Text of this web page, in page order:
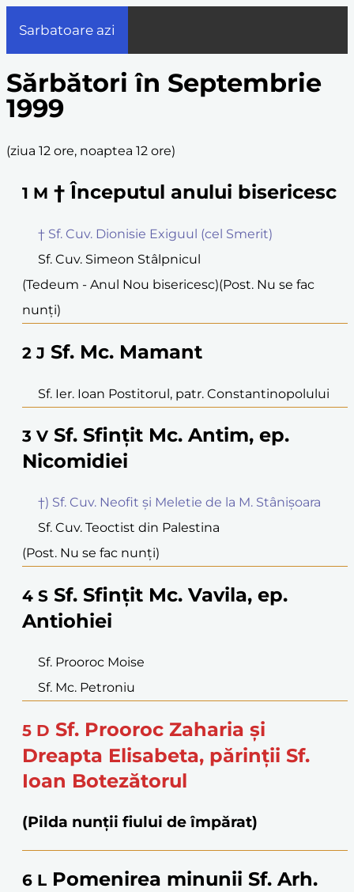
Sarbatoare azi
Sărbători în Septembrie
1999
(ziua 12 ore, noaptea 12 ore)
1 M † Începutul anului bisericesc
† Sf. Cuv. Dionisie Exiguul (cel Smerit)
Sf. Cuv. Simeon Stâlpnicul
(Tedeum - Anul Nou bisericesc)(Post. Nu se fac
nunți)
2 J Sf. Mc. Mamant
Sf. Ier. Ioan Postitorul, patr. Constantinopolului
3 V Sf. Sfințit Mc. Antim, ep.
Nicomidiei
†) Sf. Cuv. Neofit și Meletie de la M. Stânișoara
Sf. Cuv. Teoctist din Palestina
(Post. Nu se fac nunți)
4 S Sf. Sfințit Mc. Vavila, ep.
Antiohiei
Sf. Prooroc Moise
Sf. Mc. Petroniu
5 D Sf. Prooroc Zaharia și
Dreapta Elisabeta, părinții Sf.
Ioan Botezătorul
(Pilda nunții fiului de împărat)
6 L Pomenirea minunii Sf. Arh.